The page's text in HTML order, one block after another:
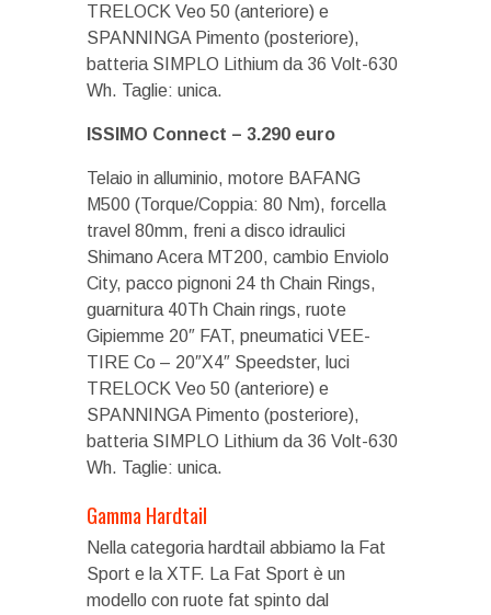
TRELOCK Veo 50 (anteriore) e
SPANNINGA Pimento (posteriore),
batteria SIMPLO Lithium da 36 Volt-630
Wh. Taglie: unica.
ISSIMO Connect – 3.290 euro
Telaio in alluminio, motore BAFANG
M500 (Torque/Coppia: 80 Nm), forcella
travel 80mm, freni a disco idraulici
Shimano Acera MT200, cambio Enviolo
City, pacco pignoni 24 th Chain Rings,
guarnitura 40Th Chain rings, ruote
Gipiemme 20″ FAT, pneumatici VEE-
TIRE Co – 20″X4″ Speedster, luci
TRELOCK Veo 50 (anteriore) e
SPANNINGA Pimento (posteriore),
batteria SIMPLO Lithium da 36 Volt-630
Wh. Taglie: unica.
Gamma Hardtail
Nella categoria hardtail abbiamo la Fat
Sport e la XTF. La Fat Sport è un
modello con ruote fat spinto dal